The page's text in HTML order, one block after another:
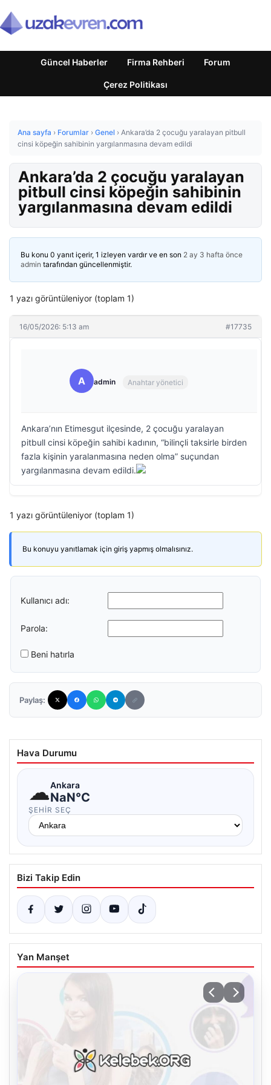
Güncel Haberler Firma Rehberi Forum
Çerez Politikası
Ana sayfa › Forumlar › Genel › Ankara’da 2 çocuğu yaralayan pitbull
cinsi köpeğin sahibinin yargılanmasına devam edildi
Ankara’da 2 çocuğu yaralayan
pitbull cinsi köpeğin sahibinin
yargılanmasına devam edildi
Bu konu 0 yanıt içerir, 1 izleyen vardır ve en son 2 ay 3 hafta önce
admin tarafından güncellenmiştir.
1 yazı görüntüleniyor (toplam 1)
16/05/2026: 5:13 am #17735
A admin Anahtar yönetici
Ankara’nın Etimesgut ilçesinde, 2 çocuğu yaralayan
pitbull cinsi köpeğin sahibi kadının, “bilinçli taksirle birden
fazla kişinin yaralanmasına neden olma” suçundan
yargılanmasına devam edildi.
1 yazı görüntüleniyor (toplam 1)
Bu konuyu yanıtlamak için giriş yapmış olmalısınız.
Kullanıcı adı:
Parola:
Beni hatırla
Paylaş:
Hava Durumu
☁Ankara
NaN°C
ŞEHIR SEÇ
Bizi Takip Edin
Yan Manşet